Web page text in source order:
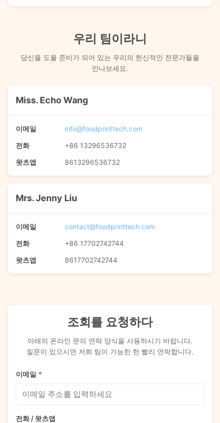
우리 팀이라니
당신을 도울 준비가 되어 있는 우리의 헌신적인 전문가들을
만나보세요.
Miss. Echo Wang
이메일
info@foodprinttech.com
전화
+86 13296536732
왓츠앱
8613296536732
Mrs. Jenny Liu
이메일
contact@foodprinttech.com
전화
+86 17702742744
왓츠앱
8617702742744
조회를 요청하다
아래의 온라인 문의 연락 양식을 사용하시기 바랍니다.
질문이 있으시면 저희 팀이 가능한 한 빨리 연락합니다.
이메일 *
전화 / 왓츠앱